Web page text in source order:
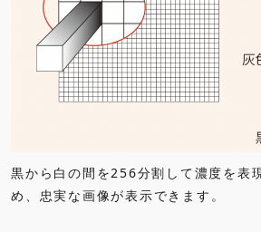
黒から白の間を256分割して濃度を表
め、忠実な画像が表示できます。